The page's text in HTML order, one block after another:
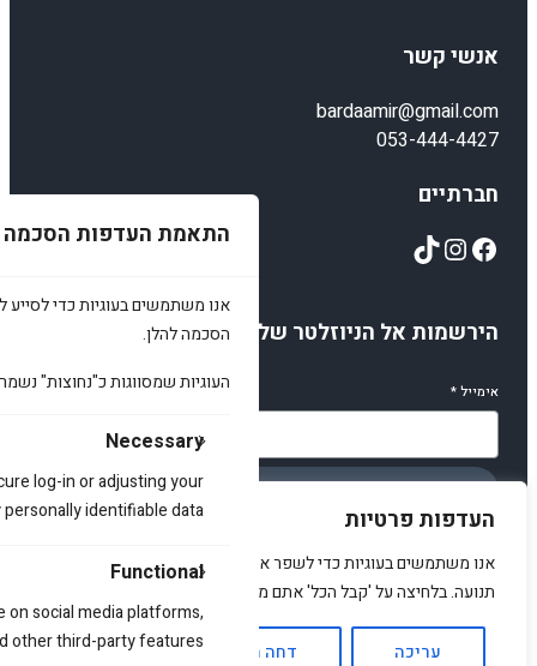
העדפות פרטיות
אנו משתמשים בעוגיות כדי לשפר את האתר, להציג תוכן מותאם ולנתח
תנועה. בלחיצה על 'קבל הכל' אתם מסכימים לכך.
עריכה דחה הכל אשר הכל
התאמת העדפות הסכמה
אנו משתמשים בעוגיות כדי לסייע
הסכמה להלן.
העוגיות שמסווגות כ"נחוצות"
Necessary
log-in or adjusting your
identifiable data.
Functional
social media platforms,
other third-party features.
אנשי קשר
bardaamir@gmail.com
053-444-4427
חברתיים
Facebook
Instagram
TikTok
הירשמות אל הניוזלטר שלנו
אימייל*
© 2025 amirstuff. All rights reserved.